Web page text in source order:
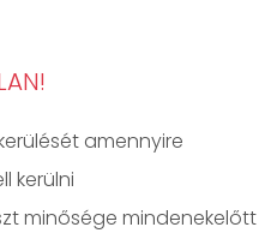
amennyire
kerülni
minősége mindenekelőtt